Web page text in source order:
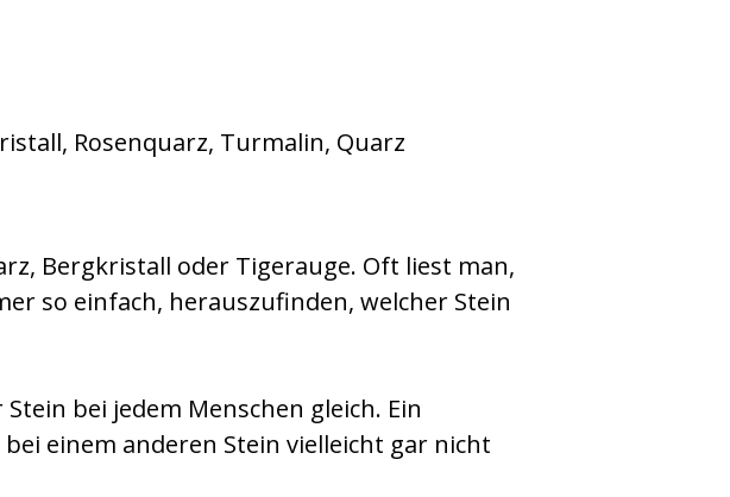
Bergkristall oder Tigerauge. Oft liest man,
so einfach, herauszufinden, welcher Stein
bei jedem Menschen gleich. Ein
einem anderen Stein vielleicht gar nicht